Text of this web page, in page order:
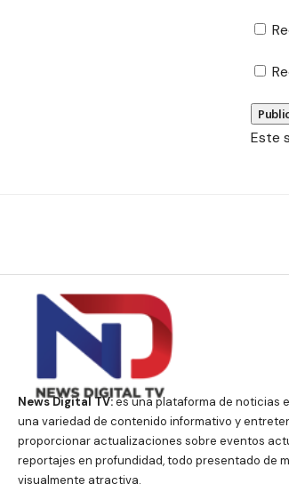
Este
News Digital TV:es una plataforma de noticias
una variedad de contenido informativo y
proporcionar actualizaciones sobre eventos
reportajes en profundidad, todo presentado de
visualmente atractiva.